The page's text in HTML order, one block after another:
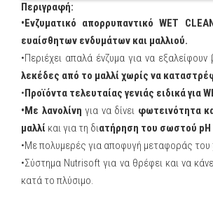
Περιγραφή:
•Ενζυματικό απορρυπαντικό WET
ευαίσθητων ενδυμάτων και μαλλιού.
•Περιέχει απαλά ένζυμα για να εξαλείφουν
λεκέδες από το μαλλί χωρίς να
•Προϊόντα τελευταίας γενιάς ειδικά για
•Με λανολίνη για να δίνει φωτεινότητα
μαλλί και για τη διατήρηση του σωστού pH
•Με πολυμερές για αποφυγή μεταφοράς
•Σύστημα Nutrisoft για να θρέφει και να
κατά το πλύσιμο.